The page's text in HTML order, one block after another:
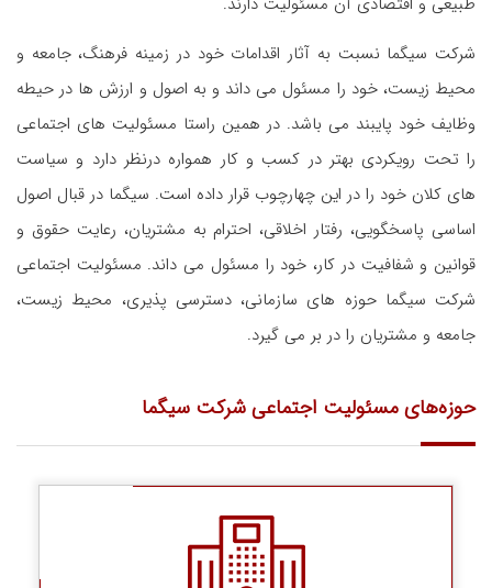
شرکت سیگما نسبت به آثار اقدامات خود در زمینه فرهنگ، جامعه و
محیط زیست، خود را مسئول می داند و به اصول و ارزش ها در حیطه
وظایف خود پایبند می باشد. در همین راستا مسئولیت های اجتماعی
را تحت رویکردی بهتر در کسب و کار همواره درنظر دارد و سیاست
های کلان خود را در این چهارچوب قرار داده است. سیگما در قبال اصول
اساسی پاسخگویی، رفتار اخلاقی، احترام به مشتریان، رعایت حقوق و
قوانین و شفافیت در کار، خود را مسئول می داند. مسئولیت اجتماعی
شرکت سیگما حوزه های سازمانی، دسترسی پذیری، محیط زیست،
جامعه و مشتریان را در بر می گیرد.
حوزه‌های مسئوليت اجتماعی شرکت سیگما